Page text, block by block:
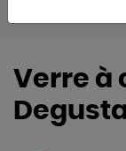
Verre à